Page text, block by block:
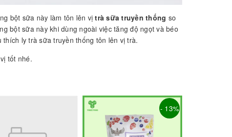
bột sữa này làm tôn lên vịtrà sữa truyền thống so
bột sữa này khi dùng ngoài việc tăng độ ngọt và béo
ly trà sữa truyền thống tôn lên vị trà.
tốt nhé.
- 13%